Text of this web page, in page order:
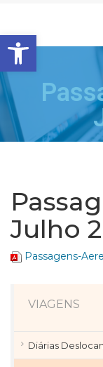
Barra de Ferramentas Aberta
Julho
Passagens-
VIAGENS
Diárias